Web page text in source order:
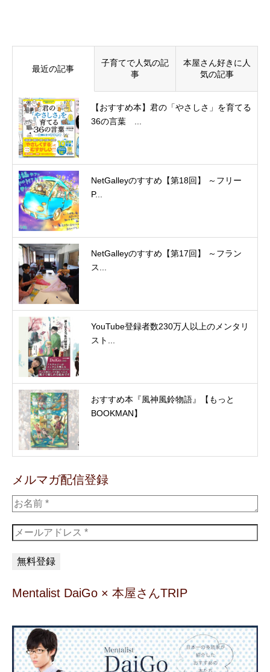
最近の記事
子育てで人気の記
事
本屋さん好きに人
気の記事
【おすすめ本】君の「やさしさ」を育てる
36の言葉 ...
NetGalleyのすすめ【第18回】 ～フリー
P...
NetGalleyのすすめ【第17回】 ～フラン
ス...
YouTube登録者数230万人以上のメンタリ
スト...
おすすめ本『風神風鈴物語』【もっと
BOOKMAN】
メルマガ配信登録
Mentalist DaiGo × 本屋さんTRIP